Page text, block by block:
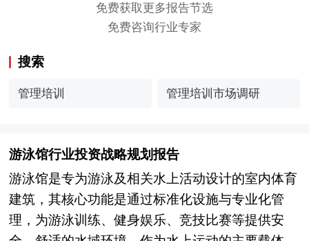
免费获取更多报告节选
免费咨询行业专家
搜索
管理培训 管理培训市场调研
游泳馆行业投资战略规划报告
游泳馆是专为游泳及相关水上活动设计的室内体育
建筑，其核心功能是通过标准化设施与专业化管
理，为游泳训练、健身娱乐、竞技比赛等提供安